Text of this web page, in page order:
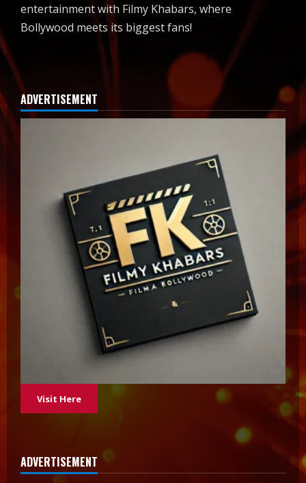
entertainment with Filmy Khabars, where
Bollywood meets its biggest fans!
ADVERTISEMENT
Visit Here
ADVERTISEMENT